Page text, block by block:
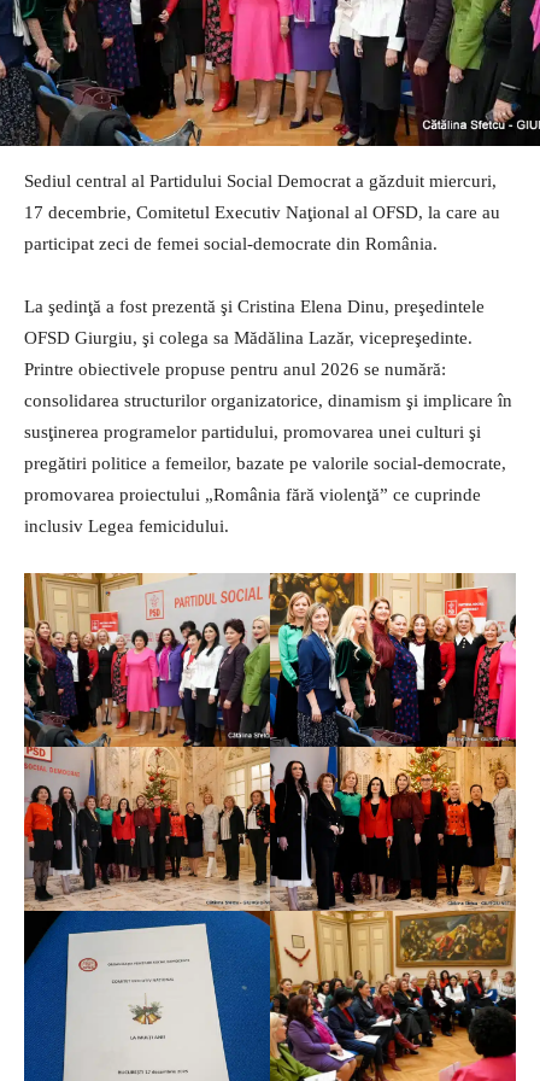
Sediul central al Partidului Social Democrat a găzduit miercuri,
17 decembrie, Comitetul Executiv Naţional al OFSD, la care au
participat zeci de femei social-democrate din România.
La şedinţă a fost prezentă şi Cristina Elena Dinu, preşedintele
OFSD Giurgiu, şi colega sa Mădălina Lazăr, vicepreşedinte.
Printre obiectivele propuse pentru anul 2026 se numără:
consolidarea structurilor organizatorice, dinamism şi implicare în
susţinerea programelor partidului, promovarea unei culturi şi
pregătiri politice a femeilor, bazate pe valorile social-democrate,
promovarea proiectului „România fără violenţă” ce cuprinde
inclusiv Legea femicidului.